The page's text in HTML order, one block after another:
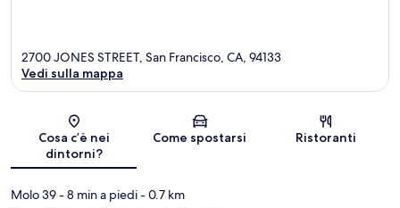
Mappa
2700 JONES STREET, San Francisco, CA, 94133
Vedi sulla mappa
Cosa c’è nei
dintorni?
Come spostarsi Ristoranti
Molo 39- 8 min a piedi- 0.7 km